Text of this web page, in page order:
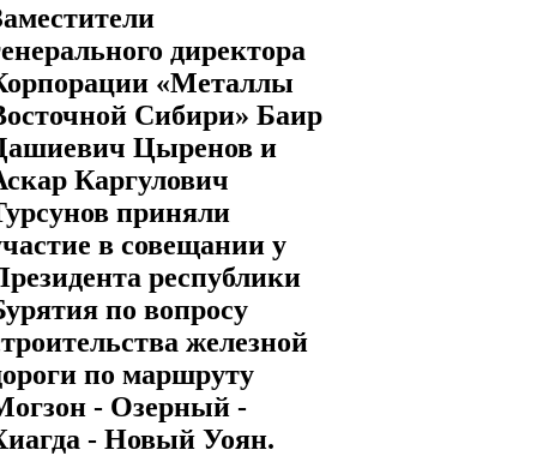
директора
«Металлы
Сибири» Баир
Цыренов и
Каргулович
приняли
в совещании у
республики
по вопросу
железной
по маршруту
- Озерный -
- Новый Уоян.